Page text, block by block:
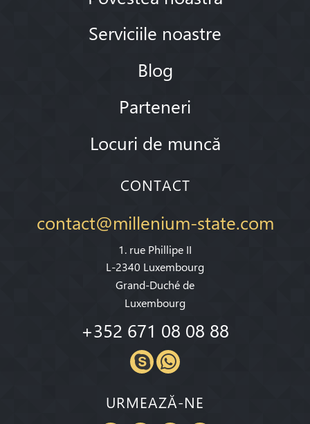
Serviciile noastre
Blog
Parteneri
Locuri de muncă
CONTACT
contact@millenium-state.com
1. rue Phillipe II
L-2340 Luxembourg
Grand-Duché de
Luxembourg
+352 671 08 08 88
URMEAZĂ-NE